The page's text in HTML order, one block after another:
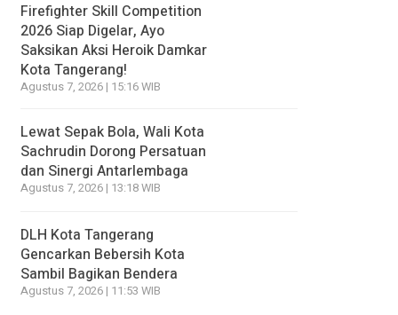
Firefighter Skill Competition
2026 Siap Digelar, Ayo
Saksikan Aksi Heroik Damkar
Kota Tangerang!
Agustus 7, 2026 | 15:16 WIB
Lewat Sepak Bola, Wali Kota
Sachrudin Dorong Persatuan
dan Sinergi Antarlembaga
Agustus 7, 2026 | 13:18 WIB
DLH Kota Tangerang
Gencarkan Bebersih Kota
Sambil Bagikan Bendera
Agustus 7, 2026 | 11:53 WIB